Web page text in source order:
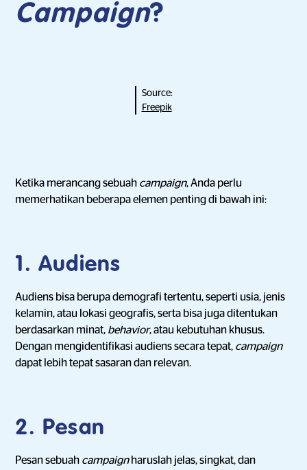
Campaign?
Source:
Freepik
Ketika merancang sebuah campaign, Anda perlu
memerhatikan beberapa elemen penting di bawah ini:
1. Audiens
Audiens bisa berupa demografi tertentu, seperti usia, jenis
kelamin, atau lokasi geografis, serta bisa juga ditentukan
berdasarkan minat, behavior, atau kebutuhan khusus.
Dengan mengidentifikasi audiens secara tepat, campaign
dapat lebih tepat sasaran dan relevan.
2. Pesan
Pesan sebuah campaign haruslah jelas, singkat, dan